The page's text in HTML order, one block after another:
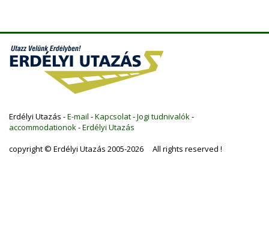
Erdélyi Utazás -E-mail -Kapcsolat-Jogi tudnivalók -
accommodationok -Erdélyi Utazás
copyright © Erdélyi Utazás 2005-2026 All rights reserved !